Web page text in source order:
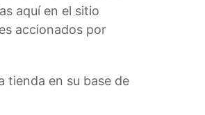
aquí en el sitio
accionados por
tienda en su base de